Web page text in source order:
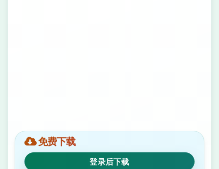
免费下载
登录后下载